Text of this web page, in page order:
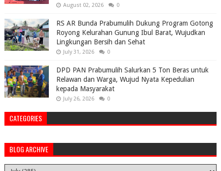
August 02, 2026 0
RS AR Bunda Prabumulih Dukung Program Gotong
Royong Kelurahan Gunung Ibul Barat, Wujudkan
Lingkungan Bersih dan Sehat
July 31, 2026 0
DPD PAN Prabumulih Salurkan 5 Ton Beras untuk
Relawan dan Warga, Wujud Nyata Kepedulian
kepada Masyarakat
July 26, 2026 0
CATEGORIES
BLOG ARCHIVE